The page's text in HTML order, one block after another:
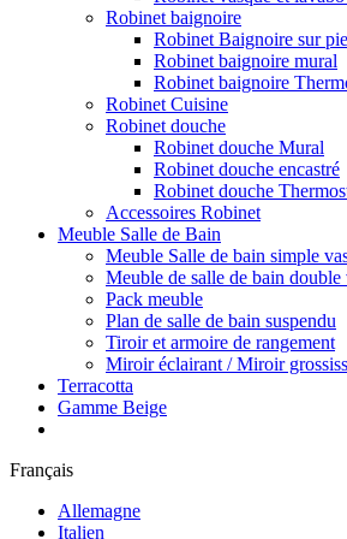
Robinet baignoire
Robinet Baignoire sur
Robinet baignoire mural
Robinet baignoire
Robinet Cuisine
Robinet douche
Robinet douche Mural
Robinet douche encastré
Robinet douche
Accessoires Robinet
Meuble Salle de Bain
Meuble Salle de bain simple
Meuble de salle de bain double
Pack meuble
Plan de salle de bain suspendu
Tiroir et armoire de rangement
Miroir éclairant / Miroir
Terracotta
Gamme Beige
Français
Allemagne
Italien